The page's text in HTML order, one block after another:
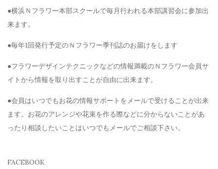
●横浜Ｎフラワー本部スクールで毎月行われる本部講習会に参加出
来ます。
●毎年1回発行予定のＮフラワー季刊誌のお届けをします
●フラワーデザインテクニックなどの情報満載のＮフラワー会員サ
イトから情報を取り出すことが自由に出来ます。
●会員はいつでもお花の情報サポートをメールで受けることが出来
ます。お花のアレンジや花束を作る際などに分からないことがあ
ったり相談したいことはいつでもメールでご相談下さい。
FACEBOOK